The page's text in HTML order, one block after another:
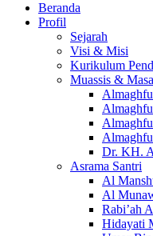
Beranda
Profil
Sejarah
Visi & Misi
Kurikulum
Muassis &
Dr. KH.
Asrama Santri
Al
Al
Rabi’ah
Hidayati